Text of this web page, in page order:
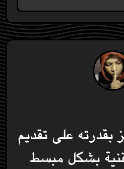
بقدرته على تقديم
بشكل مبسط